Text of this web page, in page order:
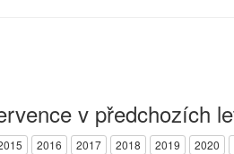
v předchozích
2016 2017 2018 2019 2020